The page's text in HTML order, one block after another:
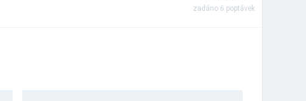
zadáno 6 poptávek